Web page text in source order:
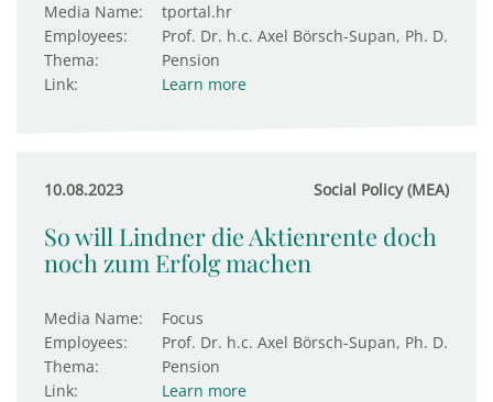
Media Name:
tportal.hr
Employees:
Prof. Dr. h.c. Axel Börsch-Supan, Ph. D.
Thema:
Pension
Link:
Learn more
10.08.2023 Social Policy (MEA)
So will Lindner die Aktienrente doch
noch zum Erfolg machen
Media Name:
Focus
Employees:
Prof. Dr. h.c. Axel Börsch-Supan, Ph. D.
Thema:
Pension
Link:
Learn more